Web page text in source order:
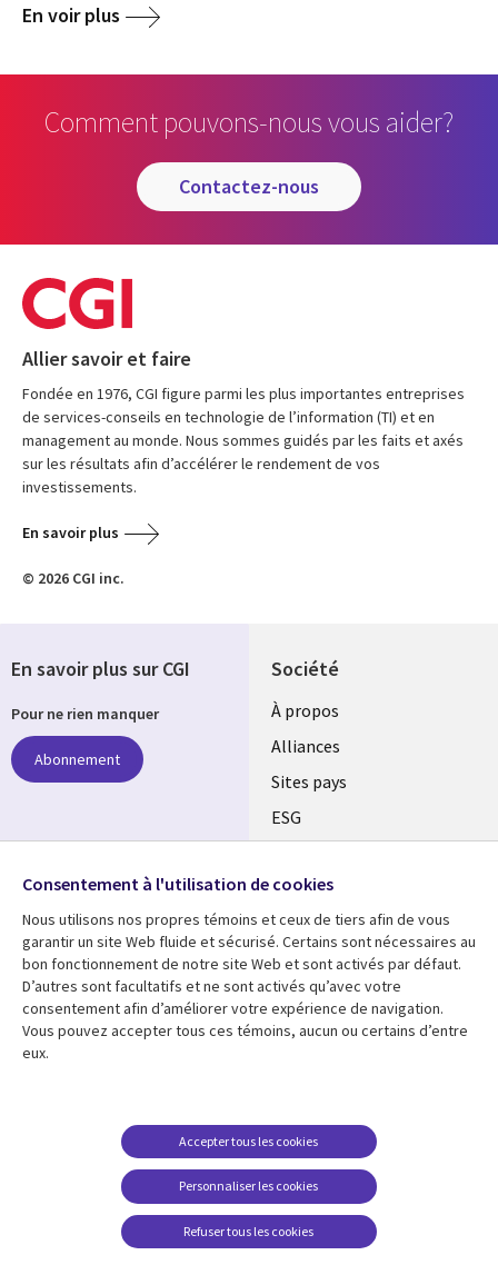
En voir plus
Comment pouvons-nous vous aider?
contactez-nous
Allier savoir et faire
Fondée en 1976, CGI figure parmi les plus importantes entreprises
de services-conseils en technologie de l’information (TI) et en
management au monde. Nous sommes guidés par les faits et axés
sur les résultats afin d’accélérer le rendement de vos
investissements.
En savoir plus
© 2026 CGI inc.
Société
À propos
Alliances
Sites pays
ESG
Fusions
Salle de presse
Ressources
Articles
Études de cas
Baladodiffusions
Support
Restrictions et
conditions juridiques
Carrières FAQ
Centre de gestion des
En savoir plus sur CGI
Pour ne rien manquer
Abonnement
Suivez-nous
Social
Media
Global
FR
Consentement à l'utilisation de cookies
Nous utilisons nos propres témoins et ceux de tiers afin de vous
garantir un site Web fluide et sécurisé. Certains sont nécessaires au
bon fonctionnement de notre site Web et sont activés par défaut.
D’autres sont facultatifs et ne sont activés qu’avec votre
consentement afin d’améliorer votre expérience de navigation.
Vous pouvez accepter tous ces témoins, aucun ou certains d’entre
eux.
Personnaliser les cookies
Accepter tous les cookies
Refuser tous les cookies